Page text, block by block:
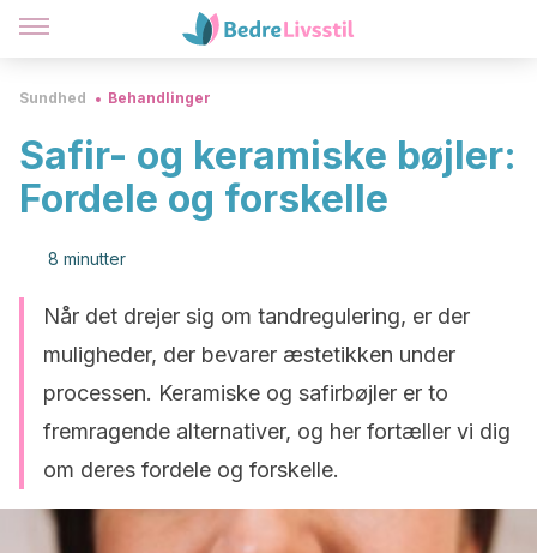
Sundhed Behandlinger
Safir- og keramiske bøjler:
Fordele og forskelle
8 minutter
Når det drejer sig om tandregulering, er der
muligheder, der bevarer æstetikken under
processen. Keramiske og safirbøjler er to
fremragende alternativer, og her fortæller vi dig
om deres fordele og forskelle.